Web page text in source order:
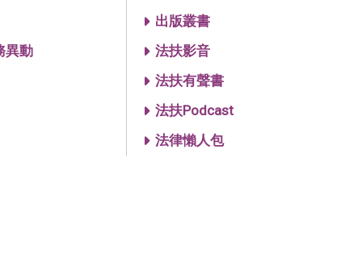
異動
出版叢書
法扶影音
法扶有聲書
法扶Podcast
法律懶人包